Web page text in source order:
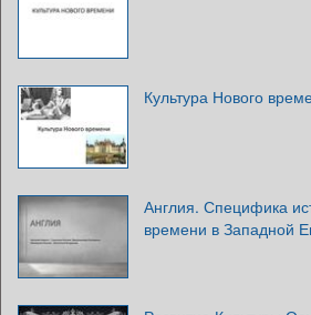
Культура Нового
Англия. Специфика
времени в Западной